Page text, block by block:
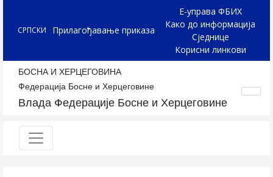
СРПСКИ Прилагођавање приказа
Е-управа ФБИХ
Како до информација
Сједнице
Корисни линкови
БОСНА И ХЕРЦЕГОВИНА
Федерација Босне и Херцеговине
Влада Федерације Босне и Херцеговине